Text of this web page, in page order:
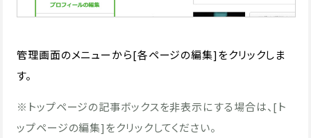
管理画面のメニューから[各ページの編集]をクリックしま
す。
※トップページの記事ボックスを非表示にする場合は、[ト
ップページの編集]をクリックしてください。